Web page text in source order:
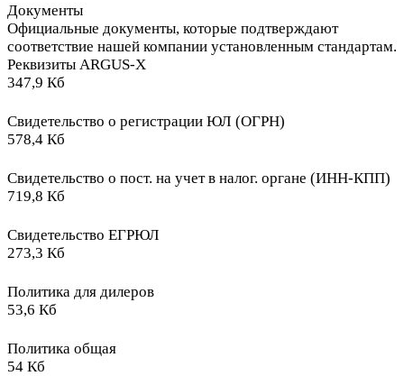
Документы
Официальные документы, которые подтверждают
соответствие нашей компании установленным стандартам.
Реквизиты ARGUS-X
347,9 Кб
Свидетельство о регистрации ЮЛ (ОГРН)
578,4 Кб
Свидетельство о пост. на учет в налог. органе (ИНН-КПП)
719,8 Кб
Свидетельство ЕГРЮЛ
273,3 Кб
Политика для дилеров
53,6 Кб
Политика общая
54 Кб